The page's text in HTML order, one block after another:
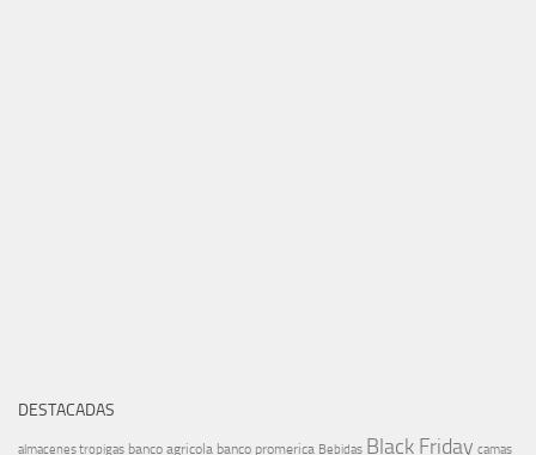
DESTACADAS
almacenes tropigas banco agricola banco promerica Bebidas Black Friday camas